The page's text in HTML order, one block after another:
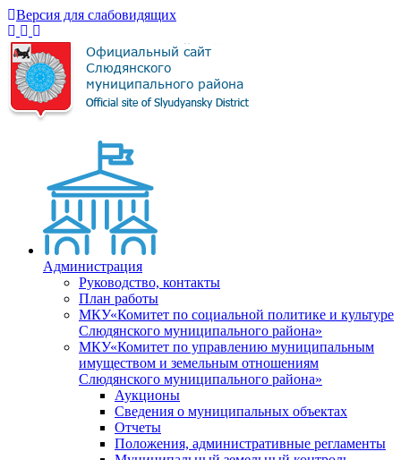
Версия для слабовидящих
Администрация
Руководство, контакты
План работы
МКУ«Комитет по социальной политике и культуре
Слюдянского муниципального района»
МКУ«Комитет по управлению муниципальным
имуществом и земельным отношениям
Слюдянского муниципального района»
Аукционы
Сведения о муниципальных объектах
Отчеты
Положения, административные регламенты